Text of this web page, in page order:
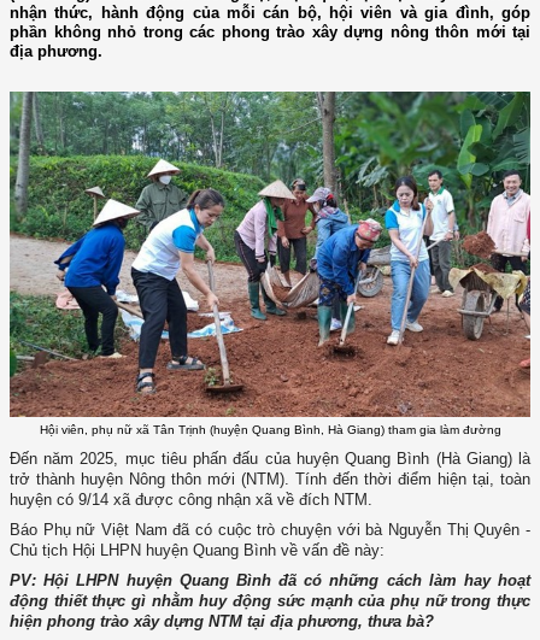
nhận thức, hành động của mỗi cán bộ, hội viên và gia đình, góp
phần không nhỏ trong các phong trào xây dựng nông thôn mới tại
địa phương.
Hội viên, phụ nữ xã Tân Trịnh (huyện Quang Bình, Hà Giang) tham gia làm đường
Đến năm 2025, mục tiêu phấn đấu của huyện Quang Bình (Hà Giang) là
trở thành huyện Nông thôn mới (NTM). Tính đến thời điểm hiện tại, toàn
huyện có 9/14 xã được công nhận xã về đích NTM.
Báo Phụ nữ Việt Nam đã có cuộc trò chuyện với bà Nguyễn Thị Quyên -
Chủ tịch Hội LHPN huyện Quang Bình về vấn đề này:
PV: Hội LHPN huyện Quang Bình đã có những cách làm hay hoạt
động thiết thực gì nhằm huy động sức mạnh của phụ nữ trong thực
hiện phong trào xây dựng NTM tại địa phương, thưa bà?